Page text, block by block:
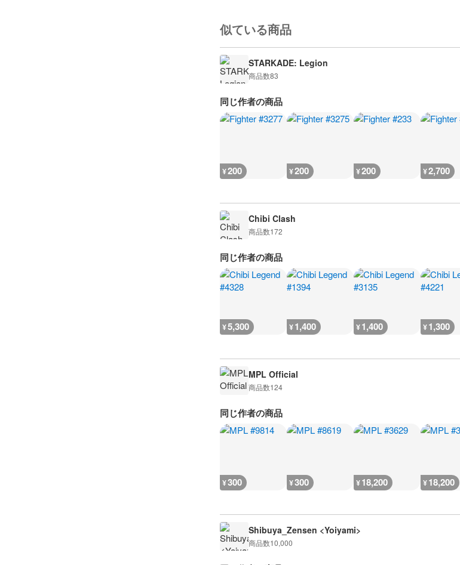
似ている商品
STARKADE: Legion
商品数83
同じ作者の商品
¥200 ¥200 ¥200 ¥2,700
Chibi Clash
商品数172
同じ作者の商品
¥5,300 ¥1,400 ¥1,400 ¥1,300
MPL Official
商品数124
同じ作者の商品
¥300 ¥300 ¥18,200 ¥18,200
Shibuya_Zensen <Yoiyami>
商品数10,000